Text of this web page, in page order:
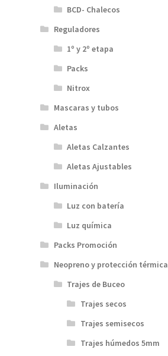
BCD- Chalecos
Reguladores
1º y 2º etapa
Packs
Nitrox
Mascaras y tubos
Aletas
Aletas Calzantes
Aletas Ajustables
Iluminación
Luz con batería
Luz química
Packs Promoción
Neopreno y protección térmica
Trajes de Buceo
Trajes secos
Trajes semisecos
Trajes húmedos 5mm